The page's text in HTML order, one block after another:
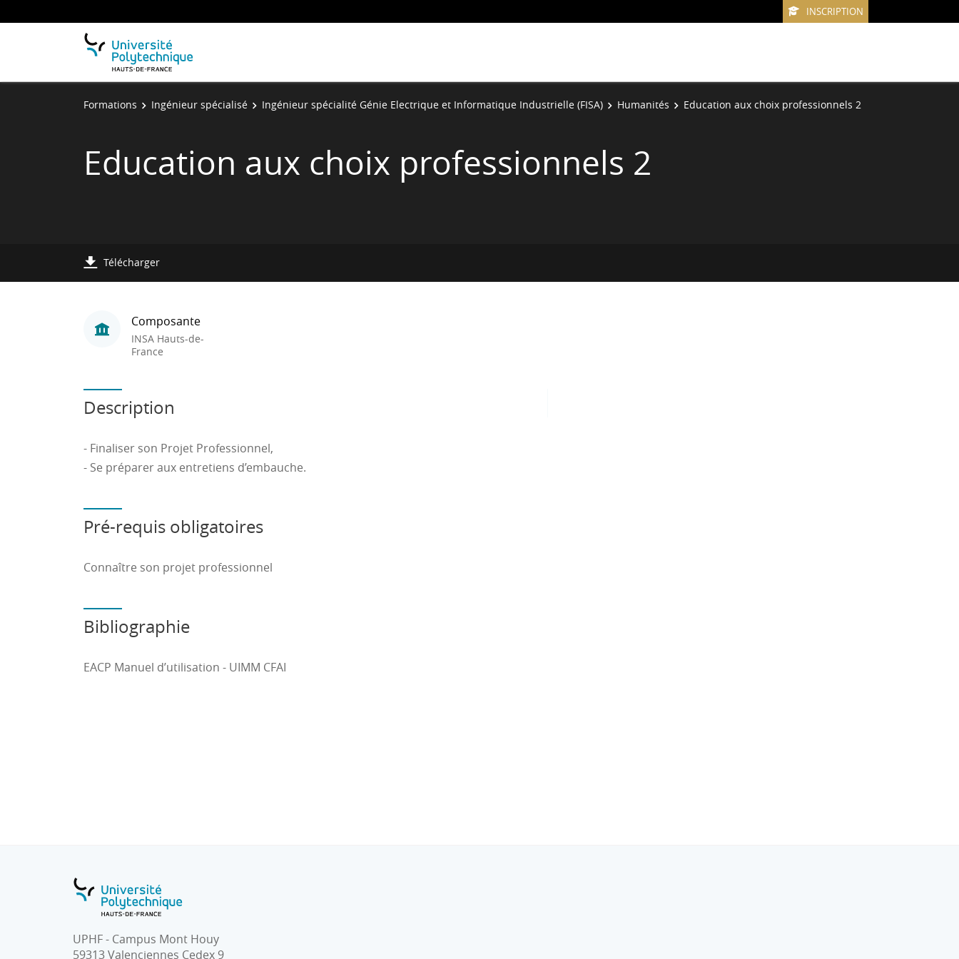
INSCRIPTION
Formations Ingénieur spécialisé Ingénieur spécialité Génie Electrique et Informatique Industrielle (FISA) Humanités Education aux choix professionnels 2
Education aux choix professionnels 2
Télécharger
Composante
INSA Hauts-de-
France
Description
- Finaliser son Projet Professionnel,
- Se préparer aux entretiens d’embauche.
Pré-requis obligatoires
Connaître son projet professionnel
Bibliographie
EACP Manuel d’utilisation - UIMM CFAI
UPHF - Campus Mont Houy
59313 Valenciennes Cedex 9